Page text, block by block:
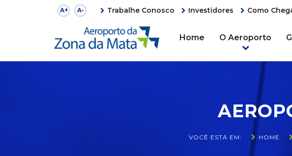
A+ A- Trabalhe Conosco Investidores Como
Home O Aeroporto
VOCÊ ESTÁ EM: HOME